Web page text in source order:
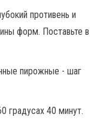
противень и
форм. Поставьте в
градусах 40 минут.